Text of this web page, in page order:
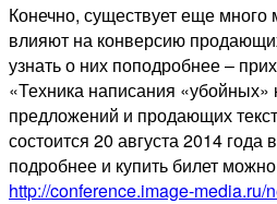
Конечно, существует еще много
влияют на конверсию
узнать о них поподробнее –
«Техника написания «убойных»
предложений и продающих
состоится 20 августа 2014 года
подробнее и купить билет
http://conference.image-media.ru/